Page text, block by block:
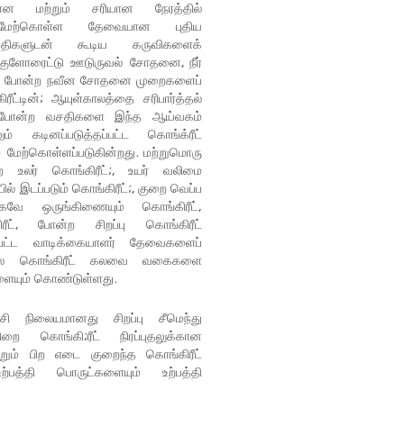
மற்றும் சரியான நேரத்தில்
தேவையான புதிய
கூடிய கருவிகளைக்
ஊடுருவல் சோதனை, நீர்
போன்ற நவீன சோதனை முறைகளைப்
ஆயுள்காலத்தை சரிபார்த்தல்
வசதிகளை இந்த ஆய்வகம்
கடினப்படுத்தப்பட்ட கொங்க்ரீட்
மற்றுமொரு
உலர் கொங்கிரீட்;, உயர் வலிமை
இடப்படும் கொங்கிரீட்;, குறை வெப்ப
ஒருங்கிணையும் கொங்கிரீட்,
போன்ற சிறப்பு கொங்கிரீட்
வாடிக்கையாளர் தேவைகளைப்
கொங்கிரீட் கலவை வகைகளை
கொண்டுள்ளது.
நிலையமானது சிறப்பு சீமெந்து
கொங்கி;ரீட் நிரப்புதலுக்கான
பிற எடை குறைந்த கொங்கிரீட்
பொருட்களையும் உற்பத்தி